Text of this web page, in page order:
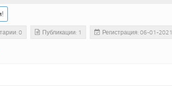
0 Публикации: 1 Регистрация: 06-01-2021